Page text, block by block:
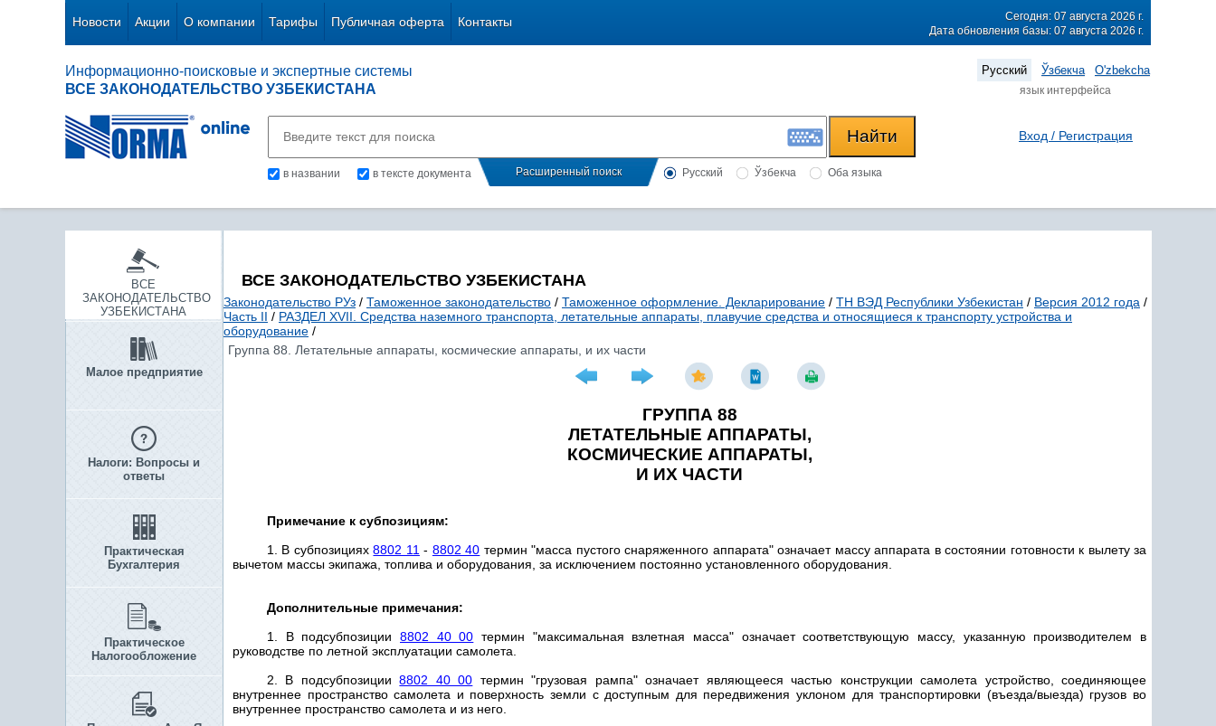
Новости Акции О компании Тарифы Публичная оферта Контакты
Сегодня: 07 августа 2026 г.
Дата обновления базы: 07 августа 2026 г.
Информационно-поисковые и экспертные системы
ВСЕ ЗАКОНОДАТЕЛЬСТВО УЗБЕКИСТАНА
Русский Ўзбекча O'zbekcha
язык интерфейса
в названии в тексте документа Расширенный поиск Русский Ўзбекча Оба языка
Вход / Регистрация
ВСЕ
ЗАКОНОДАТЕЛЬСТВО
УЗБЕКИСТАНА
Малое предприятие
Налоги: Вопросы и
ответы
Практическая
Бухгалтерия
Практическое
Налогообложение
ВСЕ ЗАКОНОДАТЕЛЬСТВО УЗБЕКИСТАНА
Законодательство РУз / Таможенное законодательство / Таможенное оформление. Декларирование / ТН ВЭД Республики Узбекистан / Версия 2012 года /
Часть II / РАЗДЕЛ XVII. Средства наземного транспорта, летательные аппараты, плавучие средства и относящиеся к транспорту устройства и
оборудование /
Группа 88. Летательные аппараты, космические аппараты, и их части
ГРУППА 88
ЛЕТАТЕЛЬНЫЕ АППАРАТЫ,
КОСМИЧЕСКИЕ АППАРАТЫ,
И ИХ ЧАСТИ
Примечание к субпозициям:
1. В субпозициях8802 11 - 8802 40 термин "масса пустого снаряженного аппарата" означает массу аппарата в состоянии готовности к вылету за
вычетом массы экипажа, топлива и оборудования, за исключением постоянно установленного оборудования.
Дополнительные примечания:
1. В подсубпозиции 8802 40 00 термин "максимальная взлетная масса" означает соответствующую массу, указанную производителем в
руководстве по летной эксплуатации самолета.
2. В подсубпозиции8802 40 00 термин "грузовая рампа" означает являющееся частью конструкции самолета устройство, соединяющее
внутреннее пространство самолета и поверхность земли с доступным для передвижения уклоном для транспортировки (въезда/выезда) грузов во
внутреннее пространство самолета и из него.